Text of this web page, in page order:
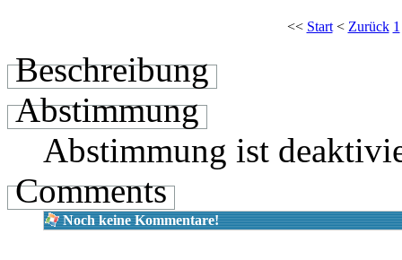
<< Start< Zurück 1
Beschreibung
Abstimmung
Abstimmung ist
Comments
Noch keine Kommentare!